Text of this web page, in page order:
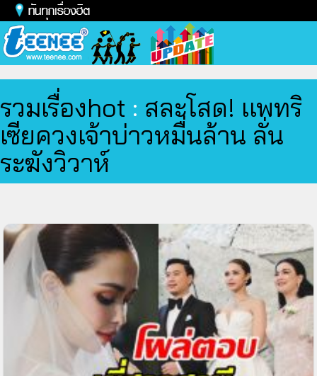
รวมเรื่องhot : สละโสด! เเพทริ
เซียควงเจ้าบ่าวหมื่นล้าน ลั่น
ระฆังวิวาห์